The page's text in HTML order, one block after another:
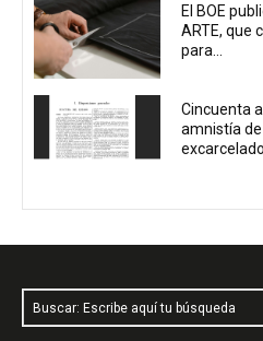
El BOE
ARTE, que
para...
Cincuenta
amnistía
Buscar: Escribe aquí tu búsqueda